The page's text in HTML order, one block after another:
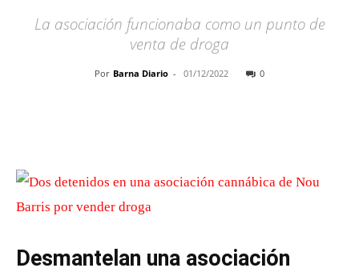
La asociación funcionaba como un punto de
venta de droga
Por Barna Diario - 01/12/2022 0
Desmantelan una asociación